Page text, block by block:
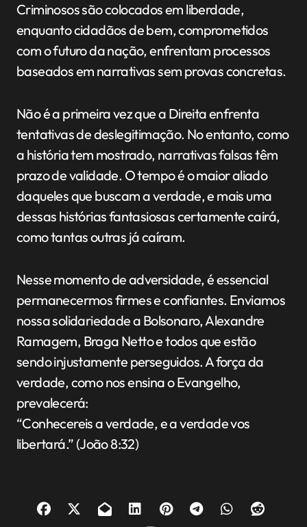
Criminosos são colocados em liberdade,
enquanto cidadãos de bem, comprometidos
com o futuro da nação, enfrentam processos
baseados em narrativas sem provas concretas.
Não é a primeira vez que a Direita enfrenta
tentativas de deslegitimação. No entanto, como
a história tem mostrado, narrativas falsas têm
prazo de validade. O tempo é o maior aliado
daqueles que buscam a verdade, e mais uma
dessas histórias fantasiosas certamente cairá,
como tantas outras já caíram.
Nesse momento de adversidade, é essencial
permanecermos firmes e confiantes. Enviamos
nossa solidariedade a Bolsonaro, Alexandre
Ramagem, Braga Netto e todos que estão
sendo injustamente perseguidos. A força da
verdade, como nos ensina o Evangelho,
prevalecerá:
“Conhecereis a verdade, e a verdade vos
libertará.” (João 8:32)